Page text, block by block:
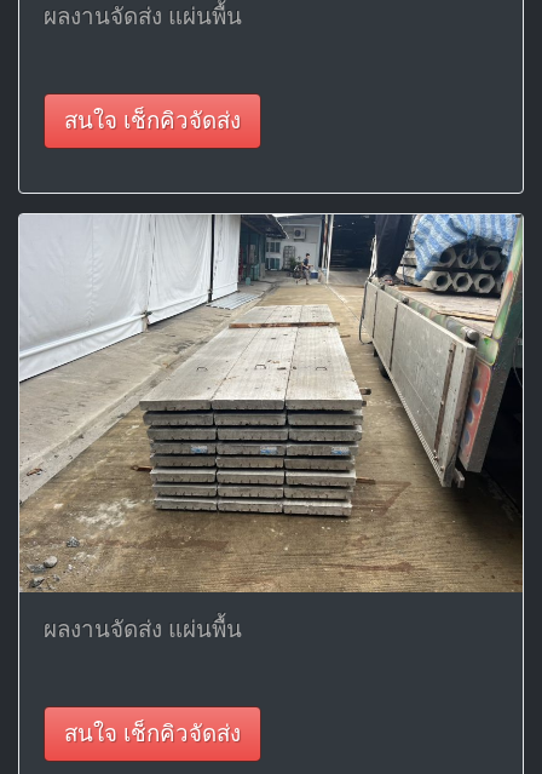
ผลงานจัดส่ง แผ่นพื้น
สนใจ เช็กคิวจัดส่ง
ผลงานจัดส่ง แผ่นพื้น
สนใจ เช็กคิวจัดส่ง